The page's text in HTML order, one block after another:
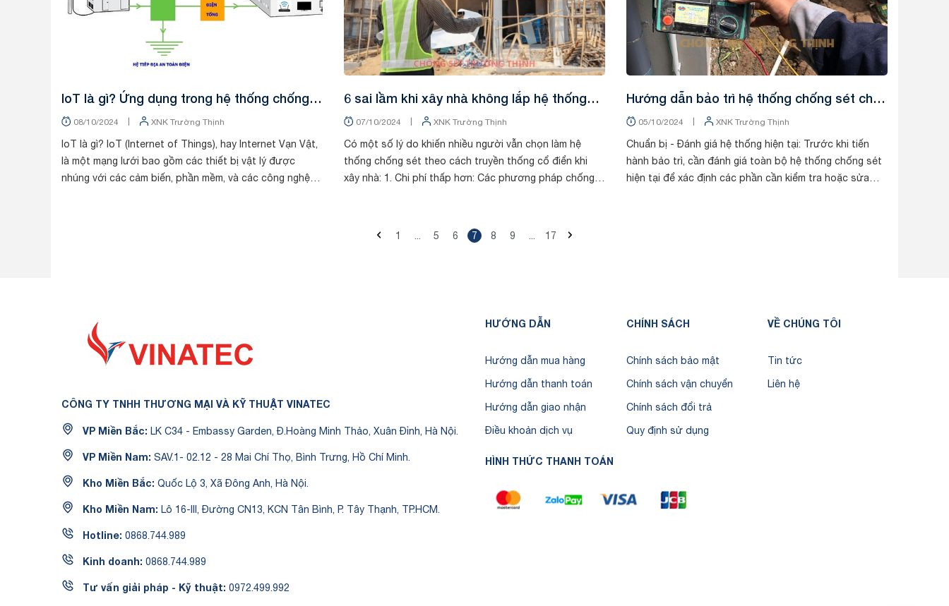
IoT là gì? Ứng dụng trong hệ thống chống
sét như thế nào?
08/10/2024 XNK Trường Thịnh
IoT là gì? IoT (Internet of Things), hay Internet Vạn Vật,
là một mạng lưới bao gồm các thiết bị vật lý được
nhúng với các cảm biến, phần mềm, và các công nghệ
6 sai lầm khi xây nhà không lắp hệ thống
chống sét đúng chuẩn
07/10/2024 XNK Trường Thịnh
Có một số lý do khiến nhiều người vẫn chọn làm hệ
thống chống sét theo cách truyền thống cổ điển khi
xây nhà: 1. Chi phí thấp hơn: Các phương pháp chống
Hướng dẫn bảo trì hệ thống chống sét cho
nhà máy và xí nghiệp
05/10/2024 XNK Trường Thịnh
Chuẩn bị - Đánh giá hệ thống hiện tại: Trước khi tiến
hành bảo trì, cần đánh giá toàn bộ hệ thống chống sét
hiện tại để xác định các phần cần kiểm tra hoặc sửa
1 5 6 7 8 9 17
CÔNG TY TNHH THƯƠNG MẠI VÀ KỸ THUẬT VINATEC
VP Miền Bắc: LK C34 - Embassy Garden, Đ.Hoàng Minh Thảo, Xuân Đỉnh, Hà Nội.
VP Miền Nam: SAV.1- 02.12 - 28 Mai Chí Thọ, Bình Trưng, Hồ Chí Minh.
Kho Miền Bắc: Quốc Lộ 3, Xã Đông Anh, Hà Nội.
Kho Miền Nam: Lô 16-III, Đường CN13, KCN Tân Bình, P. Tây Thạnh, TP.HCM.
Hotline: 0868.744.989
Kinh doanh: 0868.744.989
Tư vấn giải pháp - Kỹ thuật: 0972.499.992
HƯỚNG DẪN
Hướng dẫn mua hàng
Hướng dẫn thanh toán
Hướng dẫn giao nhận
Điều khoản dịch vụ
CHÍNH SÁCH
Chính sách bảo mật
Chính sách vận chuyển
Chính sách đổi trả
Quy định sử dụng
VỀ CHÚNG TÔI
Tin tức
Liên hệ
HÌNH THỨC THANH TOÁN